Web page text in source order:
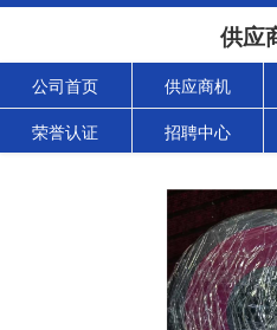
供应
公司首页 供应商机
荣誉认证 招聘中心